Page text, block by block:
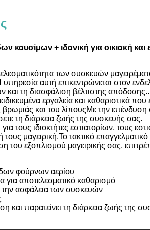
καυσίμων + ιδανική για οικιακή
των συσκευών
αυτή επικεντρώνεται στον
τη διασφάλιση βέλτιστης απόδοσης..
εργαλεία και καθαριστικά
και του λίπουςΜε την επένδυση
τη διάρκεια ζωής της συσκευής σας.
τους ιδιοκτήτες εστιατορίων, τους
μαγειρική.Το τακτικό
του εξοπλισμού μαγειρικής σας,
φούρνων αερίου
για αποτελεσματικό καθαρισμό
την ασφάλεια των συσκευών
και παρατείνει τη διάρκεια ζωής της